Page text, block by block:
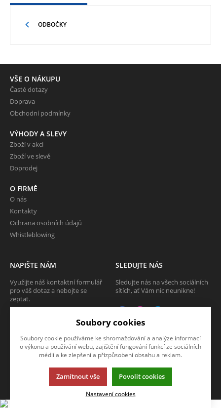
ODBOČKY
VŠE O NÁKUPU
Časté dotazy
Doprava
Obchodní podmínky
VÝHODY A SLEVY
Zboží v akci
Zboží ve slevě
Doprodej
O FIRMĚ
O nás
Kontakty
Ochrana osobních údajů
Whistleblowing
NAPIŠTE NÁM
Využijte náš kontaktní formulář
pro váš dotaz a nebojte se
zeptat.
SLEDUJTE NÁS
Sledujte nás na všech sociálních
sítích, ať Vám nic neunikne!
© 2013-2026 Internetový obchod TECAM PCV a.s.
K2 e-shop - První e-shop, který uřídí celou vaši firmu.
Soubory cookies
Soubory cookie používáme ke shromažďování a analýze informací
o výkonu a používání webu, zajištění fungování funkcí ze sociálních
médií a ke zlepšení a přizpůsobení obsahu a reklam.
Zamítnout vše Povolit cookies
Nastavení cookies